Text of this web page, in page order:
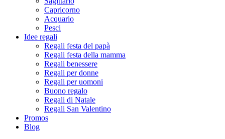
Capricorno
Acquario
Pesci
Idee regali
Regali festa del papà
Regali festa della mamma
Regali benessere
Regali per donne
Regali per uomoni
Buono regalo
Regali di Natale
Regali San Valentino
Promos
Blog